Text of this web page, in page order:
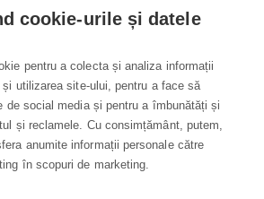
cookie-urile și datele
pentru a colecta și analiza informații
și utilizarea site-ului, pentru a face să
de social media și pentru a îmbunătăți și
și reclamele. Cu consimțământ, putem,
anumite informații personale către
în scopuri de marketing.